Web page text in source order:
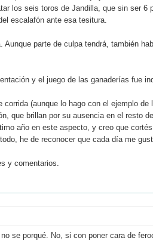
los seis toros de Jandilla, que sin ser 6
escalafón ante esa tesitura.
parte de culpa tendrá, también
y el juego de las ganaderías fue
(aunque lo hago con el ejemplo de
que brillan por su ausencia en el resto
año en este aspecto, y creo que cortés
he de reconocer que cada día me
y comentarios.
se porqué. No, si con poner cara de